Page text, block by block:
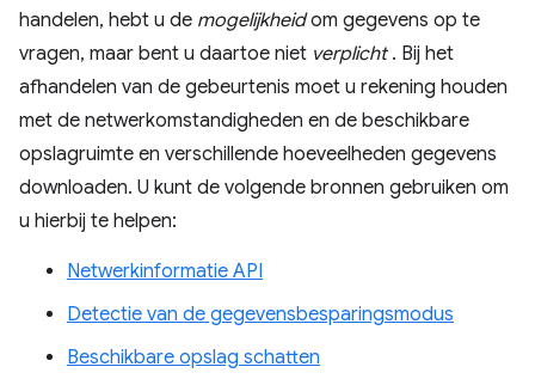
handelen, hebt u de mogelijkheidom gegevens op te
vragen, maar bent u daartoe niet verplicht. Bij het
afhandelen van de gebeurtenis moet u rekening houden
met de netwerkomstandigheden en de beschikbare
opslagruimte en verschillende hoeveelheden gegevens
downloaden. U kunt de volgende bronnen gebruiken om
u hierbij te helpen:
Netwerkinformatie API
Detectie van de gegevensbesparingsmodus
Beschikbare opslag schatten